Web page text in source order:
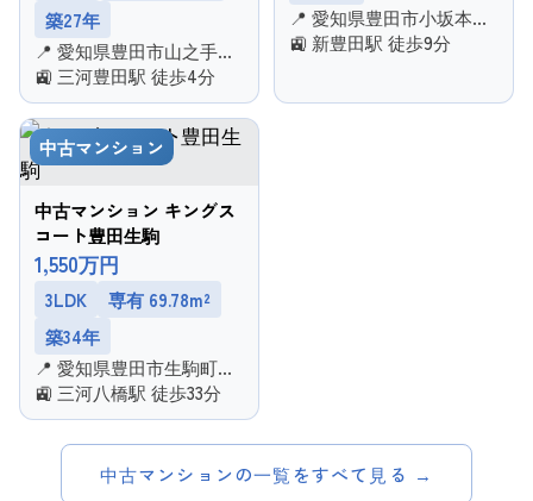
築27年
📍 愛知県豊田市山之手３
丁目
🚉 三河豊田駅 徒歩4分
📍 愛知県豊田市小坂本町
５丁目
🚉 新豊田駅 徒歩9分
中古マンション
中古マンション キングス
コート豊田生駒
1,550万円
3LDK
専有 69.78m²
築34年
📍 愛知県豊田市生駒町大
坪
🚉 三河八橋駅 徒歩33分
中古マンションの一覧をすべて見る →